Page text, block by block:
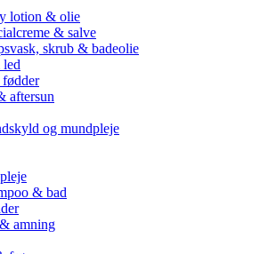
lotion & olie
& salve
skrub & badeolie
aftersun
og mundpleje
& bad
amning